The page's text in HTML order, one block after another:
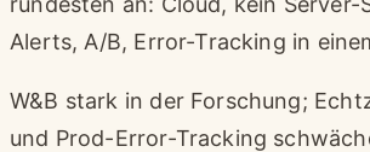
Alerts, A/B, Error-Tracking in
W&B stark in der Forschung;
und Prod-Error-Tracking